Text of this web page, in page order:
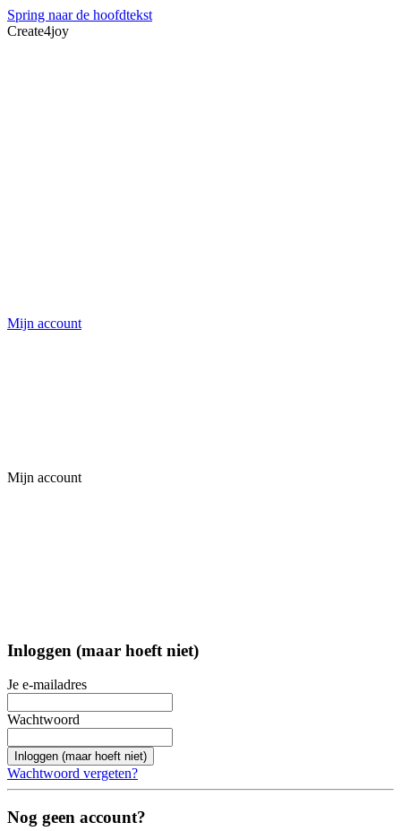
Spring naar de hoofdtekst
Create4joy
Mijn account
Mijn account
Inloggen (maar hoeft niet)
Je e-mailadres
Wachtwoord
Inloggen (maar hoeft niet)
Wachtwoord vergeten?
Nog geen account?